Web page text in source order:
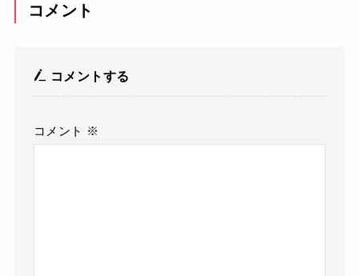
コメント
コメントする
コメント ※